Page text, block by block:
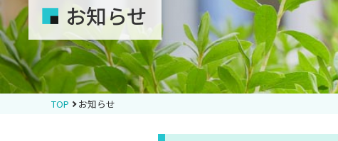
学部・大学院
学生生活
お知らせ
TOP お知らせ